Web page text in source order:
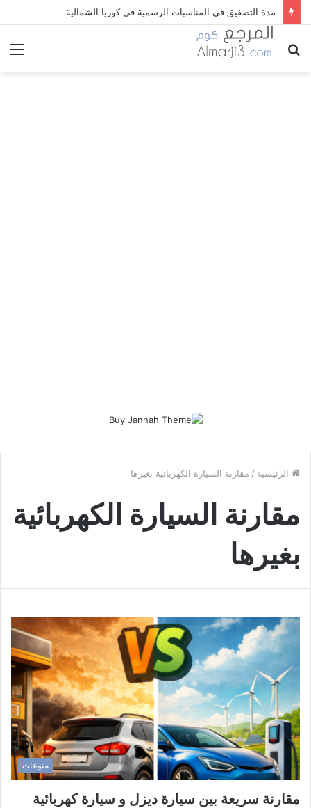
مدة التصفيق في المناسبات الرسمية في كوريا الشمالية
بحث
الرئيسية / مقارنة السيارة الكهربائية بغيرها
مقارنة السيارة الكهربائية
بغيرها
منوعات
مقارنة سريعة بين سيارة ديزل و سيارة كهربائية